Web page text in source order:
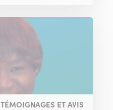
TÉMOIGNAGES ET AVIS